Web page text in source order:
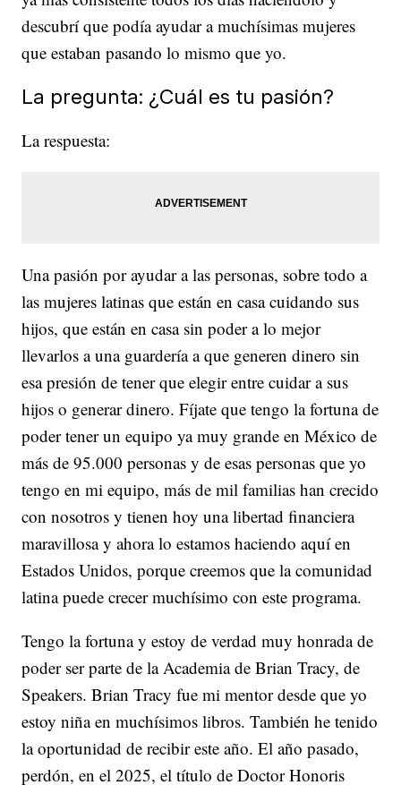
descubrí que podía ayudar a muchísimas mujeres
que estaban pasando lo mismo que yo.
La pregunta: ¿Cuál es tu pasión?
La respuesta:
Una pasión por ayudar a las personas, sobre todo a
las mujeres latinas que están en casa cuidando sus
hijos, que están en casa sin poder a lo mejor
llevarlos a una guardería a que generen dinero sin
esa presión de tener que elegir entre cuidar a sus
hijos o generar dinero. Fíjate que tengo la fortuna de
poder tener un equipo ya muy grande en México de
más de 95.000 personas y de esas personas que yo
tengo en mi equipo, más de mil familias han crecido
con nosotros y tienen hoy una libertad financiera
maravillosa y ahora lo estamos haciendo aquí en
Estados Unidos, porque creemos que la comunidad
latina puede crecer muchísimo con este programa.
Tengo la fortuna y estoy de verdad muy honrada de
poder ser parte de la Academia de Brian Tracy, de
Speakers. Brian Tracy fue mi mentor desde que yo
estoy niña en muchísimos libros. También he tenido
la oportunidad de recibir este año. El año pasado,
perdón, en el 2025, el título de Doctor Honoris